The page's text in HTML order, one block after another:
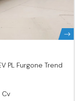
PL Furgone Trend
Cv